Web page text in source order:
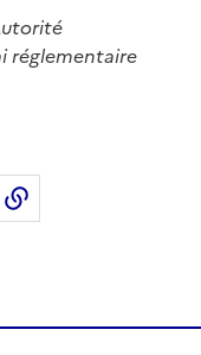
réglementaire
LinkedInpar email